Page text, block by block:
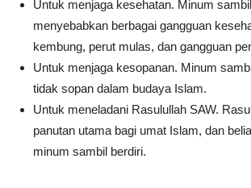
Untuk menjaga kesehatan. Minum
menyebabkan berbagai gangguan
kembung, perut mulas, dan gangguan
Untuk menjaga kesopanan. Minum
tidak sopan dalam budaya Islam.
Untuk meneladani Rasulullah SAW.
panutan utama bagi umat Islam, dan
minum sambil berdiri.